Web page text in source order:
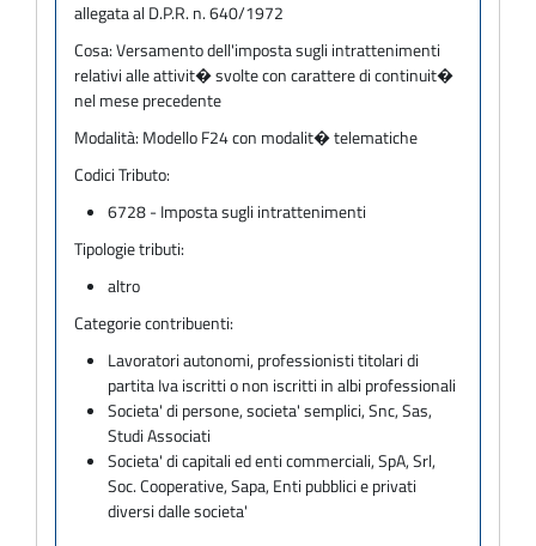
allegata al D.P.R. n. 640/1972
Cosa:Versamento dell'imposta sugli intrattenimenti
relativi alle attivit� svolte con carattere di continuit�
nel mese precedente
Modalità: Modello F24 con modalit� telematiche
Codici Tributo:
6728 - Imposta sugli intrattenimenti
Tipologie tributi:
altro
Categorie contribuenti:
Lavoratori autonomi, professionisti titolari di
partita Iva iscritti o non iscritti in albi professionali
Societa' di persone, societa' semplici, Snc, Sas,
Studi Associati
Societa' di capitali ed enti commerciali, SpA, Srl,
Soc. Cooperative, Sapa, Enti pubblici e privati
diversi dalle societa'